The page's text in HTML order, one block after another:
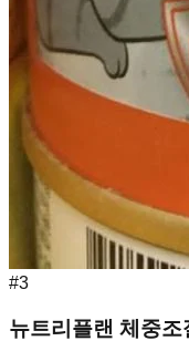
#3
뉴트리플랜 체중조